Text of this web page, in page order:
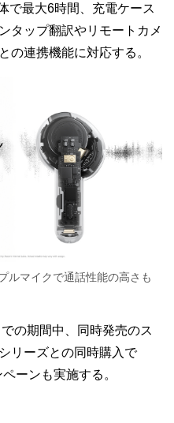
で最大6時間、充電ケース
タップ翻訳やリモートカメ
の連携機能に対応する。
ルマイクで通話性能の高さも
の期間中、同時発売のス
リーズとの同時購入で
ーンも実施する。